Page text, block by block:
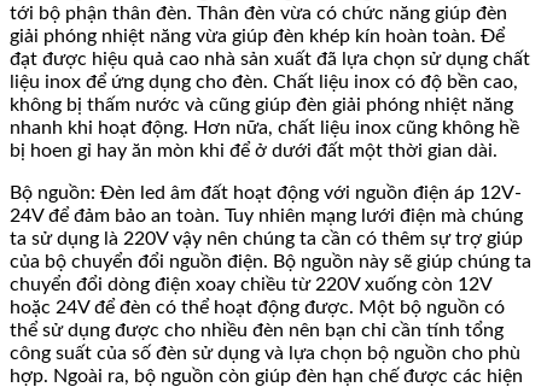
tới bộ phận thân đèn. Thân đèn vừa có chức năng giúp đèn
giải phóng nhiệt năng vừa giúp đèn khép kín hoàn toàn. Để
đạt được hiệu quả cao nhà sản xuất đã lựa chọn sử dụng chất
liệu inox để ứng dụng cho đèn. Chất liệu inox có độ bền cao,
không bị thấm nước và cũng giúp đèn giải phóng nhiệt năng
nhanh khi hoạt động. Hơn nữa, chất liệu inox cũng không hề
bị hoen gỉ hay ăn mòn khi để ở dưới đất một thời gian dài.
Bộ nguồn: Đèn led âm đất hoạt động với nguồn điện áp 12V-
24V để đảm bảo an toàn. Tuy nhiên mạng lưới điện mà chúng
ta sử dụng là 220V vậy nên chúng ta cần có thêm sự trợ giúp
của bộ chuyển đổi nguồn điện. Bộ nguồn này sẽ giúp chúng ta
chuyển đổi dòng điện xoay chiều từ 220V xuống còn 12V
hoặc 24V để đèn có thể hoạt động được. Một bộ nguồn có
thể sử dụng được cho nhiều đèn nên bạn chỉ cần tính tổng
công suất của số đèn sử dụng và lựa chọn bộ nguồn cho phù
hợp. Ngoài ra, bộ nguồn còn giúp đèn hạn chế được các hiện